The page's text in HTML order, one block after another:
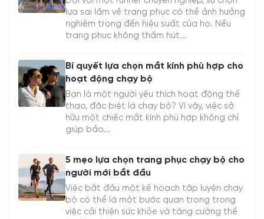
lựa sai lầm về trang phục có thể ảnh hưởng
nghiêm trọng đến hiệu suất của họ. Nếu
trang phục không thấm hút...
Bí quyết lựa chọn mắt kính phù hợp cho
hoạt động chạy bộ
Bạn là một người yêu thích hoạt động thể
thao, đặc biệt là chạy bộ? Vì vậy, việc sở
hữu một chiếc mắt kính phù hợp không chỉ
giúp bảo...
5 mẹo lựa chọn trang phục chạy bộ cho
người mới bắt đầu
Việc bắt đầu một kế hoạch tập luyện chạy
bộ có thể là một bước quan trọng trong
việc cải thiện sức khỏe và tăng cường thể